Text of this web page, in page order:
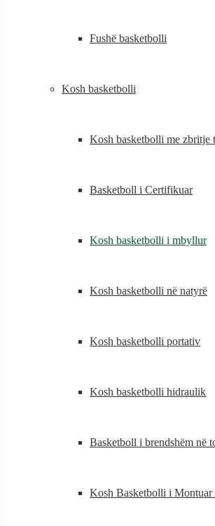
Fushë basketbolli
Kosh basketbolli
Kosh basketbolli me zbritje
Basketboll i Certifikuar
Kosh basketbolli i mbyllur
Kosh basketbolli në natyrë
Kosh basketbolli portativ
Kosh basketbolli hidraulik
Basketboll i brendshëm në
Kosh Basketbolli i Montuar